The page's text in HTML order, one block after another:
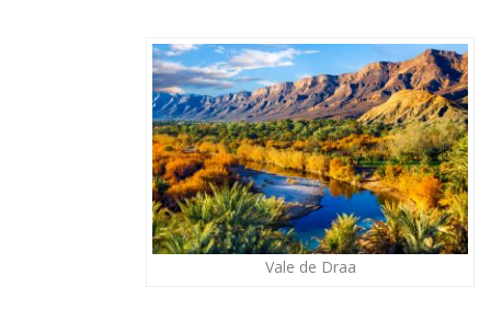
Vale de Draa